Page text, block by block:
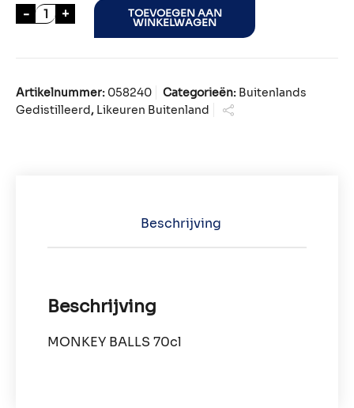
- MONKEY BALLS 70cl aantal
+ TOEVOEGEN AAN
WINKELWAGEN
Artikelnummer: 058240 Categorieën: Buitenlands
Gedistilleerd, Likeuren Buitenland
Beschrijving
Beschrijving
MONKEY BALLS 70cl